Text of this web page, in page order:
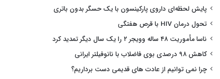
پایش لحظه‌ای داروی پارکینسون با یک حسگر بدون باتری
تحول درمان HIV با قرص هفتگی
ناسا مأموریت ۴۸ ساله وویجر ۲ را یک سال دیگر تمدید کرد
کاهش ۹۸ درصدی بوی فاضلاب با نانوفیلتر ایرانی
چرا نمی توانیم از عادت های قدیمی دست برداریم؟